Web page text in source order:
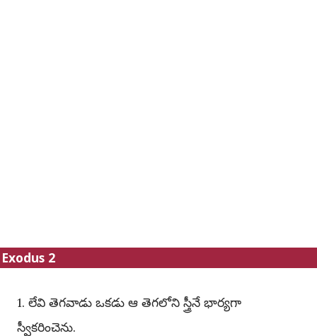
Exodus 2
1. లేవి తెగవాడు ఒకడు ఆ తెగలోని స్త్రీనే భార్యగా
స్వీకరించెను.